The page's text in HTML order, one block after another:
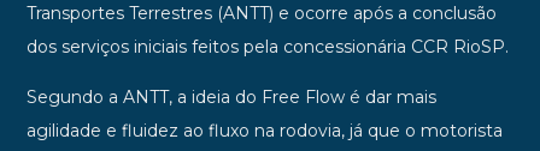
Transportes Terrestres (ANTT) e ocorre após a conclusão
dos serviços iniciais feitos pela concessionária CCR RioSP.
Segundo a ANTT, a ideia do Free Flow é dar mais
agilidade e fluidez ao fluxo na rodovia, já que o motorista